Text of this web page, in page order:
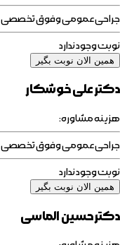
جراحی عمومی وفوق تخصصی
نوبت وجود ندارد
همین الان نوبت بگیر
دکتر علی خوشکار
هزینه مشاوره:
جراحی عمومی وفوق تخصصی
نوبت وجود ندارد
همین الان نوبت بگیر
دکتر حسین الماسی